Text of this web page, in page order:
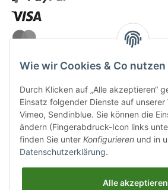
VERSANDARTEN
Wie wir Cookies & Co nutzen
Durch Klicken auf „Alle akzeptieren“
Einsatz folgender Dienste auf unserer
Vimeo, Sendinblue. Sie können die
ändern (Fingerabdruck-Icon links
finden Sie unter Konfigurieren und in
Datenschutzerklärung.
Alle akzeptieren